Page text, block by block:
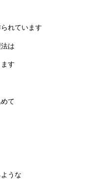
れています
は
す
て
うな